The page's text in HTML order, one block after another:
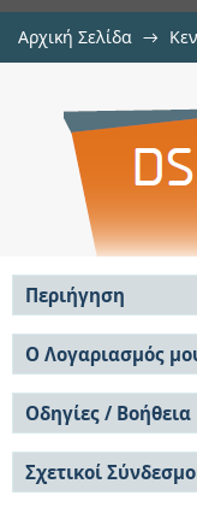
Αρχική Σελίδα →
Περιήγηση
Σε όλο το DSpace
Κοινότητες &
Ανά Ημερομηνία
Έκδοσης
Συγγραφείς
Τίτλοι
Θέματα
Ο Λογαριασμός
Σύνδεση
Εγγραφή
Οδηγίες / Βοήθεια
Οδηγίες Υποβολής
Οδηγίες Χρήσης ΙΑ
Συχνές Ερωτήσεις
Σχετικοί